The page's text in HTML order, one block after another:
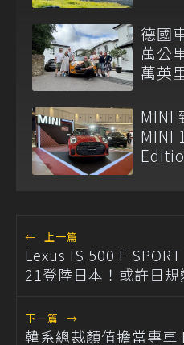
德國
萬公
萬英
MINI
MINI
← 上一篇
Lexus IS 500 F
21登陸日本！或許日規
下一篇 →
韓系總裁顏值擔當專